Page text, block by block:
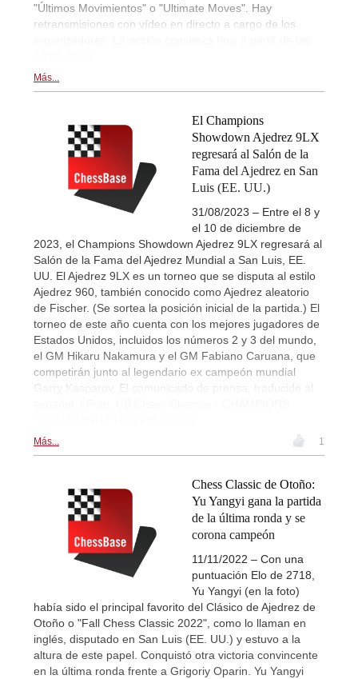
"Últimos Movimientos" o "Ultimate Moves". Hay
retransmisiones con vídeo en directo a cargo de los
Más...
El Champions
Showdown Ajedrez 9LX
regresará al Salón de la
Fama del Ajedrez en San
Luis (EE. UU.)
31/08/2023 – Entre el 8 y
el 10 de diciembre de
2023, el Champions Showdown Ajedrez 9LX regresará al
Salón de la Fama del Ajedrez Mundial a San Luis, EE.
UU. El Ajedrez 9LX es un torneo que se disputa al estilo
Ajedrez 960, también conocido como Ajedrez aleatorio
de Fischer. (Se sortea la posición inicial de la partida.) El
torneo de este año cuenta con los mejores jugadores de
Estados Unidos, incluidos los números 2 y 3 del mundo,
el GM Hikaru Nakamura y el GM Fabiano Caruana, que
competirán junto al legendario ex campeón mundial
Garry Kasparov. El comunicado de prensa, traducido al
Más... 1
Chess Classic de Otoño:
Yu Yangyi gana la partida
de la última ronda y se
corona campeón
11/11/2022 – Con una
puntuación Elo de 2718,
Yu Yangyi (en la foto)
había sido el principal favorito del Clásico de Ajedrez de
Otoño o "Fall Chess Classic 2022", como lo llaman en
inglés, disputado en San Luis (EE. UU.) y estuvo a la
altura de este papel. Conquistó otra victoria convincente
en la última ronda frente a Grigoriy Oparin. Yu Yangyi